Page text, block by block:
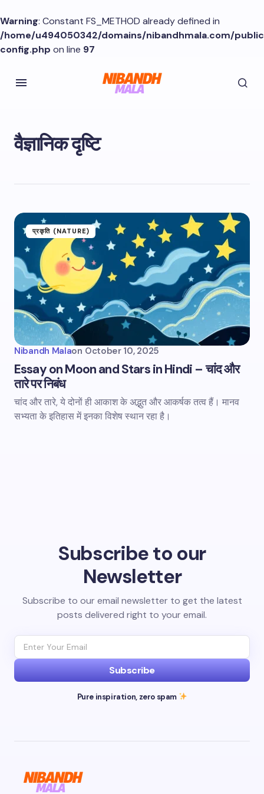
Warning: Constant FS_METHOD already defined in
/home/u494050342/domains/nibandhmala.com/
config.php on line 97
वैज्ञानिक दृष्टि
प्रकृति (NATURE)
Nibandh Malaon October 10, 2025
Essay on Moon and Stars in Hindi – चांद और
तारे पर निबंध
चांद और तारे, ये दोनों ही आकाश के अद्भुत और आकर्षक तत्व हैं। मानव
सभ्यता के इतिहास में इनका विशेष स्थान रहा है।
Subscribe to our
Newsletter
Subscribe to our email newsletter to get the latest
posts delivered right to your email.
Subscribe
Pure inspiration, zero spam